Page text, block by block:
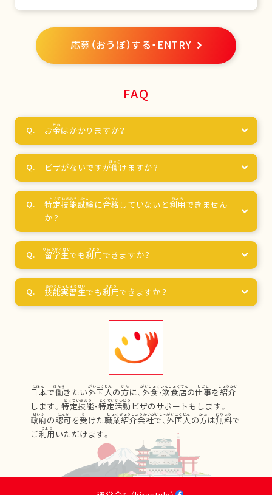
応募（おうぼ）する・ENTRY
FAQ
お金はかかりますか？
ビザがないですが働けますか？
特定技能試験に合格 していないと利用 できません
か？
留学生でも利用 できますか？
技能実習生でも利用できますか？
日本で働きたい外国人の方に、 外食 ・飲食店の仕事を紹介
します。特定技能・特定活動 ビザのサポートもします。
政府の認可を受けた職業紹介会社で、 外国人の方は無料で
ご利用 いただけます。